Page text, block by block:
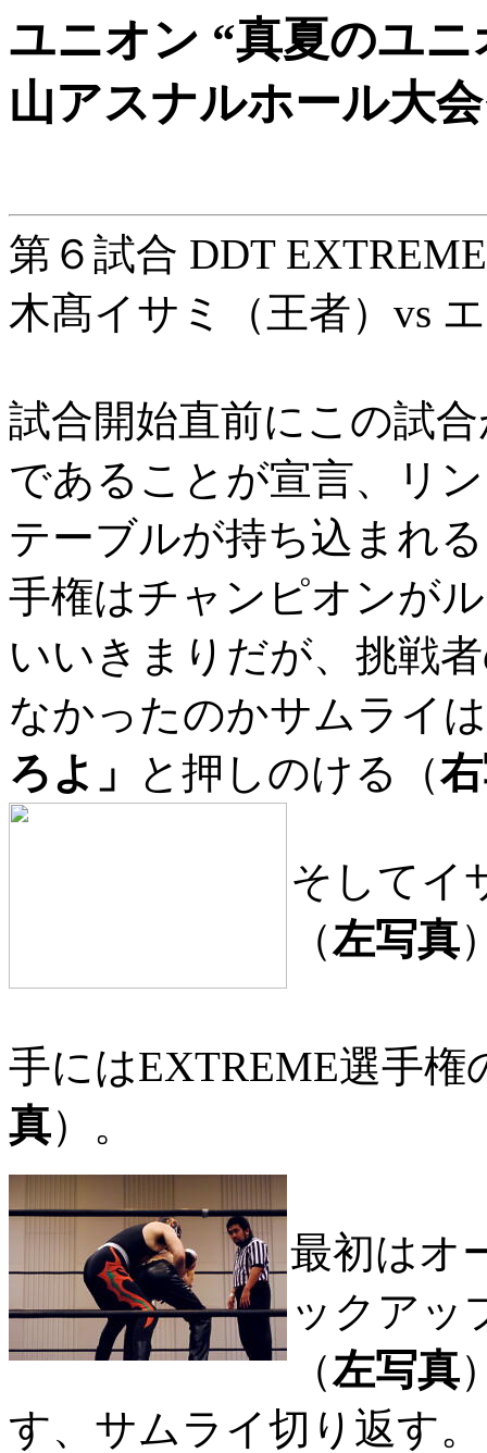
ユニオン “真夏のユ
山アスナルホール大
第６試合 DDT
木髙イサミ（王者）vs
試合開始直前にこの試
であることが宣言、リ
テーブルが持ち込まれ
手権はチャンピオンが
いいきまりだが、挑戦
なかったのかサムライ
ろよ」
と押しのける（
そしてイ
（左写真
手にはEXTREME選手権
真）。
最初はオ
ックアッ
（左写真
す、サムライ切り返す。